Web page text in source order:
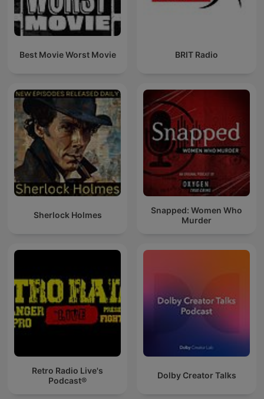
Best Movie Worst Movie BRIT Radio
Sherlock Holmes
Snapped: Women Who
Murder
Retro Radio Live's
Podcast®
Dolby Creator Talks